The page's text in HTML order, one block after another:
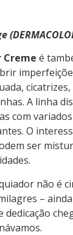
Creme é
cicatrizes,
A linha
com
O
ser
não é
–
dedicação